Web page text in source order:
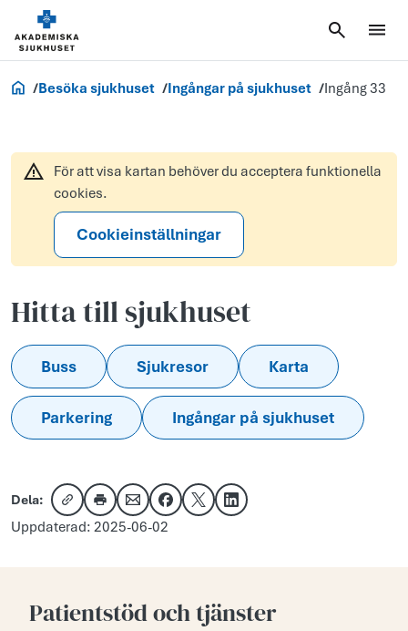
Akademiska.se
Besöka sjukhuset Ingångar på sjukhuset Ingång 33
För att visa kartan behöver du acceptera funktionella
cookies.
Cookieinställningar
Hitta till sjukhuset
Buss Sjukresor Karta
Parkering Ingångar på sjukhuset
Dela:
Kopiera länk
Skriv utDela via e-post
Dela på Facebook
Dela på XDela på LinkedIn
Uppdaterad: 2025-06-02
Patientstöd och tjänster